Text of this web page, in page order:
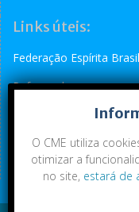
Links úteis:
Federação Espírita
Reformador
Conselho Espírita
O CME utiliza
otimizar a
no site, estará de